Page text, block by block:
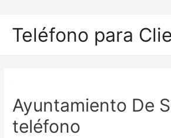
contenido
Teléfono para
Ayuntamiento De
teléfono